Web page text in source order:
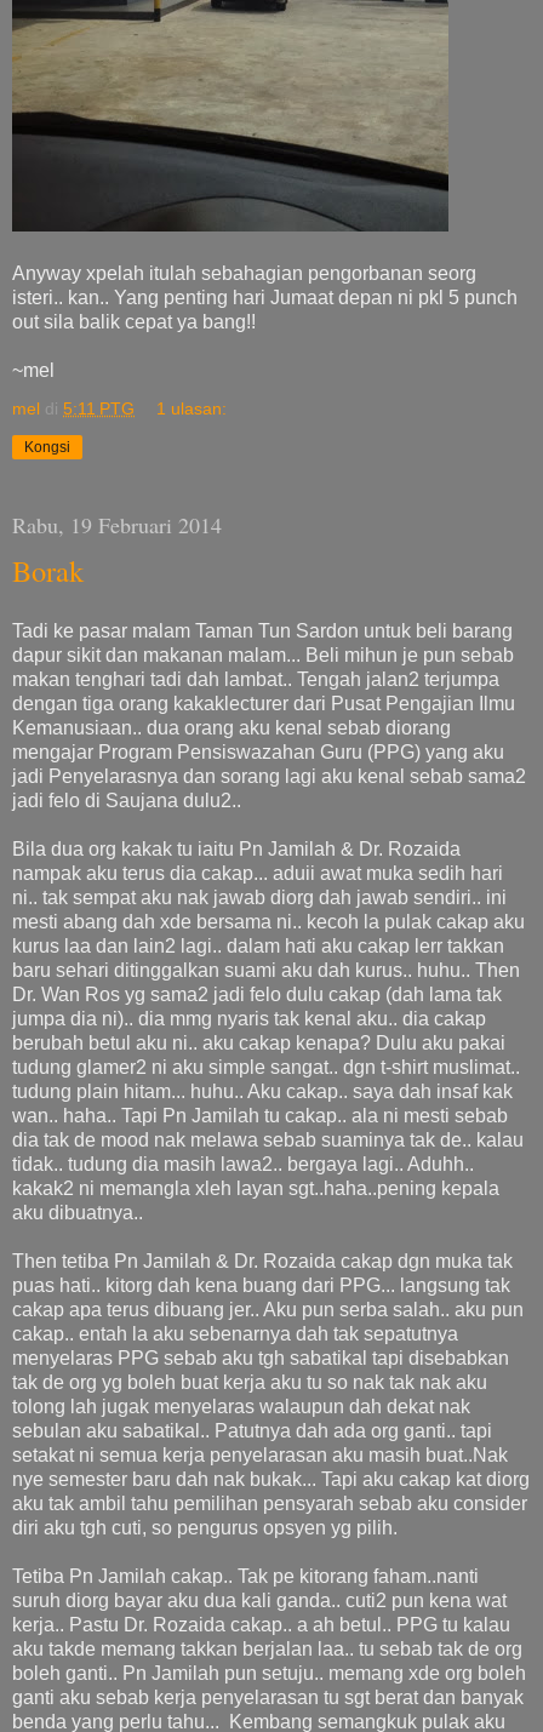
Anyway xpelah itulah sebahagian pengorbanan seorg
isteri.. kan.. Yang penting hari Jumaat depan ni pkl 5 punch
out sila balik cepat ya bang!!
~mel
mel di 5:11 PTG 1 ulasan:
Kongsi
Rabu, 19 Februari 2014
Borak
Tadi ke pasar malam Taman Tun Sardon untuk beli barang
dapur sikit dan makanan malam... Beli mihun je pun sebab
makan tenghari tadi dah lambat.. Tengah jalan2 terjumpa
dengan tiga orang kakaklecturer dari Pusat Pengajian Ilmu
Kemanusiaan.. dua orang aku kenal sebab diorang
mengajar Program Pensiswazahan Guru (PPG) yang aku
jadi Penyelarasnya dan sorang lagi aku kenal sebab sama2
jadi felo di Saujana dulu2..
Bila dua org kakak tu iaitu Pn Jamilah & Dr. Rozaida
nampak aku terus dia cakap... aduii awat muka sedih hari
ni.. tak sempat aku nak jawab diorg dah jawab sendiri.. ini
mesti abang dah xde bersama ni.. kecoh la pulak cakap aku
kurus laa dan lain2 lagi.. dalam hati aku cakap lerr takkan
baru sehari ditinggalkan suami aku dah kurus.. huhu.. Then
Dr. Wan Ros yg sama2 jadi felo dulu cakap (dah lama tak
jumpa dia ni).. dia mmg nyaris tak kenal aku.. dia cakap
berubah betul aku ni.. aku cakap kenapa? Dulu aku pakai
tudung glamer2 ni aku simple sangat.. dgn t-shirt muslimat..
tudung plain hitam... huhu.. Aku cakap.. saya dah insaf kak
wan.. haha.. Tapi Pn Jamilah tu cakap.. ala ni mesti sebab
dia tak de mood nak melawa sebab suaminya tak de.. kalau
tidak.. tudung dia masih lawa2.. bergaya lagi.. Aduhh..
kakak2 ni memangla xleh layan sgt..haha..pening kepala
aku dibuatnya..
Then tetiba Pn Jamilah & Dr. Rozaida cakap dgn muka tak
puas hati.. kitorg dah kena buang dari PPG... langsung tak
cakap apa terus dibuang jer.. Aku pun serba salah.. aku pun
cakap.. entah la aku sebenarnya dah tak sepatutnya
menyelaras PPG sebab aku tgh sabatikal tapi disebabkan
tak de org yg boleh buat kerja aku tu so nak tak nak aku
tolong lah jugak menyelaras walaupun dah dekat nak
sebulan aku sabatikal.. Patutnya dah ada org ganti.. tapi
setakat ni semua kerja penyelarasan aku masih buat..Nak
nye semester baru dah nak bukak... Tapi aku cakap kat diorg
aku tak ambil tahu pemilihan pensyarah sebab aku consider
diri aku tgh cuti, so pengurus opsyen yg pilih.
Tetiba Pn Jamilah cakap.. Tak pe kitorang faham..nanti
suruh diorg bayar aku dua kali ganda.. cuti2 pun kena wat
kerja.. Pastu Dr. Rozaida cakap.. a ah betul.. PPG tu kalau
aku takde memang takkan berjalan laa.. tu sebab tak de org
boleh ganti.. Pn Jamilah pun setuju.. memang xde org boleh
ganti aku sebab kerja penyelarasan tu sgt berat dan banyak
benda yang perlu tahu... Kembang semangkuk pulak aku